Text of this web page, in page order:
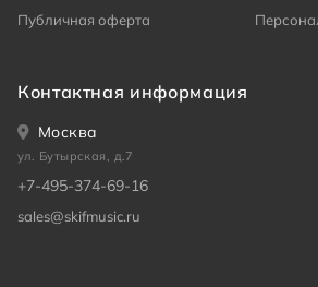
Публичная оферта
Контактная информация
Москва
ул. Бутырская, д.7
+7-495-374-69-16
sales@skifmusic.ru